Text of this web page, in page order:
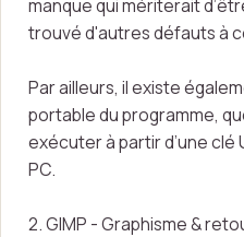
manque qui mériterait
trouvé d'autres défauts à
Par ailleurs, il existe
portable du programme,
exécuter à partir d’une clé
PC.
2. GIMP - Graphisme &